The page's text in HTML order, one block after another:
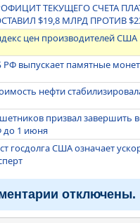
ТЕКУЩЕГО СЧЕТА
$19,8 МЛРД ПРОТИВ
цен производителей США
РФ выпускает памятные
нефти
призвал завершить
до 1 июня
госдолга США означает
отключены.